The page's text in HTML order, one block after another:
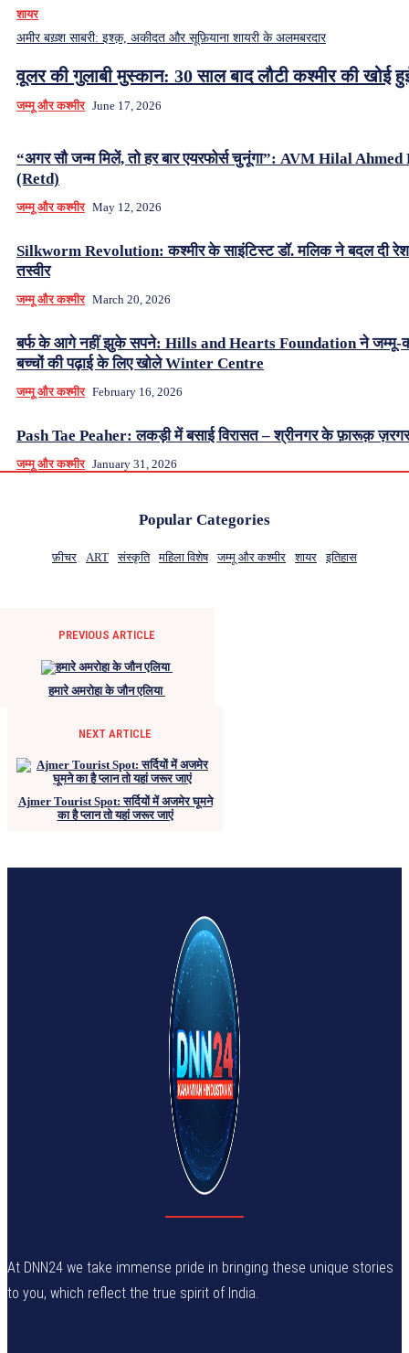
शायर
अमीर बख़्श साबरी: इश्क़, अकीदत और सूफ़ियाना शायरी के अलमबरदार
वूलर की गुलाबी मुस्कान: 30 साल बाद लौटी कश्मीर की खोई
जम्मू और कश्मीर June 17, 2026
“अगर सौ जन्म मिलें, तो हर बार एयरफोर्स चुनूंगा”: AVM Hilal
(Retd)
जम्मू और कश्मीर May 12, 2026
Silkworm Revolution: कश्मीर के साइंटिस्ट डॉ. मलिक ने बदल दी
तस्वीर
जम्मू और कश्मीर March 20, 2026
बर्फ के आगे नहीं झुके सपने: Hills and Hearts Foundation ने जम्मू-
बच्चों की पढ़ाई के लिए खोले Winter Centre
जम्मू और कश्मीर February 16, 2026
Pash Tae Peaher: लकड़ी में बसाई विरासत – श्रीनगर के फ़ारूक़
जम्मू और कश्मीर January 31, 2026
Popular Categories
फ़ीचर ART संस्कृति महिला विशेष जम्मू और कश्मीर शायर इतिहास
PREVIOUS ARTICLE
हमारे अमरोहा के जौन एलिया
NEXT ARTICLE
Ajmer Tourist Spot: सर्दियों में अजमेर घूमने
का है प्लान तो यहां जरूर जाएं
At DNN24 we take immense pride in bringing these unique stories
to you, which reflect the true spirit of India.